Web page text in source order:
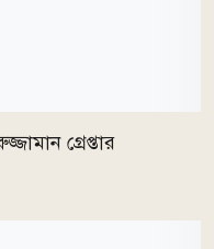
গ্রেপ্তার